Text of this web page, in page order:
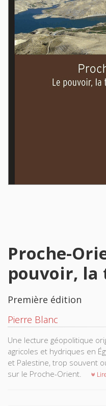
Proche-
pouvoir, la
Première édition
Pierre Blanc
Une lecture géopolitique
agricoles et hydriques en
et Palestine, trop souvent
sur le Proche-Orient.